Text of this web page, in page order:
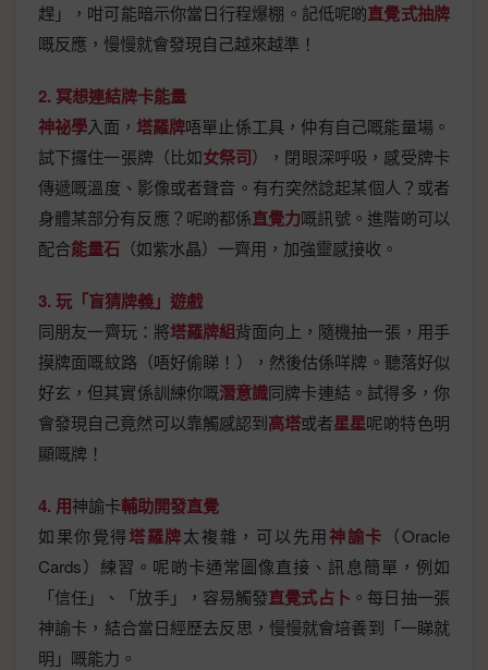
趕」，咁可能暗示你當日行程爆棚。記低呢啲直覺式抽牌
嘅反應，慢慢就會發現自己越來越準！
2. 冥想連結牌卡能量
神祕學入面， 塔羅牌唔單止係工具，仲有自己嘅能量場。
試下攞住一張牌（比如女祭司），閉眼深呼吸，感受牌卡
傳遞嘅溫度、影像或者聲音。有冇突然諗起某個人？或者
身體某部分有反應？呢啲都係直覺力嘅訊號。進階啲可以
配合能量石 （如紫水晶）一齊用，加強靈感接收。
3. 玩「盲猜牌義」遊戲
同朋友一齊玩：將塔羅牌組背面向上，隨機抽一張，用手
摸牌面嘅紋路（唔好偷睇！），然後估係咩牌。聽落好似
好玄，但其實係訓練你嘅潛意識同牌卡連結。試得多，你
會發現自己竟然可以靠觸感認到高塔或者星星呢啲特色明
顯嘅牌！
4. 用神諭卡輔助開發直覺
如果你覺得塔羅牌太複雜，可以先用神諭卡 （Oracle
Cards）練習。呢啲卡通常圖像直接、訊息簡單，例如
「信任」、「放手」，容易觸發直覺式占卜 。每日抽一張
神諭卡，結合當日經歷去反思，慢慢就會培養到「一睇就
明」嘅能力。